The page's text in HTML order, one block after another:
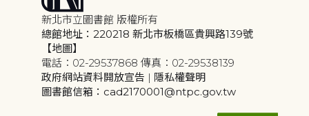
新北市立圖書館 版權所有
總館地址：220218 新北市板橋區貴興路139號
【地圖】
電話：02-29537868 傳真：02-29538139
政府網站資料開放宣告 | 隱私權聲明
圖書館信箱：cad2170001@ntpc.gov.tw